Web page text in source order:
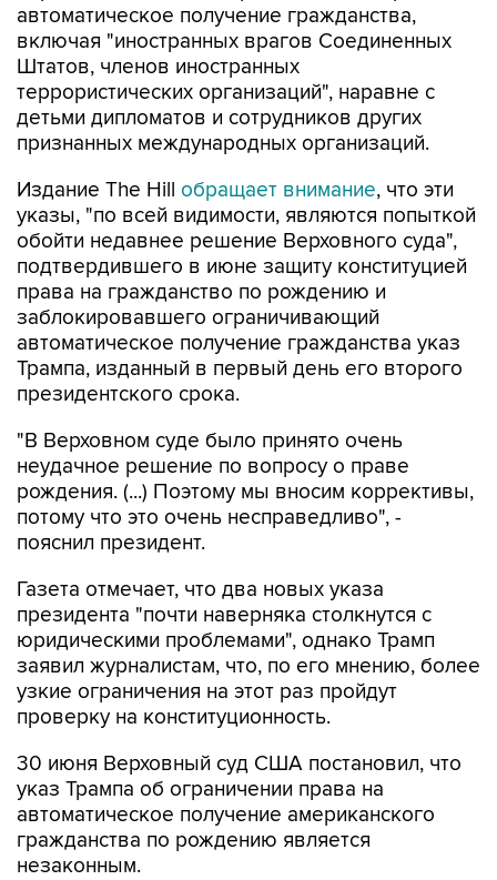
автоматическое получение гражданства,
включая "иностранных врагов Соединенных
Штатов, членов иностранных
террористических организаций", наравне с
детьми дипломатов и сотрудников других
признанных международных организаций.
Издание The Hill обращает внимание, что эти
указы, "по всей видимости, являются попыткой
обойти недавнее решение Верховного суда",
подтвердившего в июне защиту конституцией
права на гражданство по рождению и
заблокировавшего ограничивающий
автоматическое получение гражданства указ
Трампа, изданный в первый день его второго
президентского срока.
"В Верховном суде было принято очень
неудачное решение по вопросу о праве
рождения. (...) Поэтому мы вносим коррективы,
потому что это очень несправедливо", -
пояснил президент.
Газета отмечает, что два новых указа
президента "почти наверняка столкнутся с
юридическими проблемами", однако Трамп
заявил журналистам, что, по его мнению, более
узкие ограничения на этот раз пройдут
проверку на конституционность.
30 июня Верховный суд США постановил, что
указ Трампа об ограничении права на
автоматическое получение американского
гражданства по рождению является
незаконным.